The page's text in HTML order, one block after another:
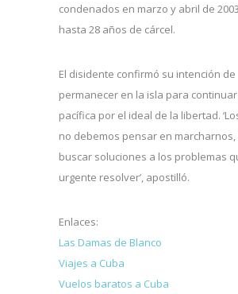
condenados en marzo y abril de
hasta 28 años de cárcel.
El disidente confirmó su intención de
permanecer en la isla para
pacífica por el ideal de la libertad.
no debemos pensar en marcharnos,
buscar soluciones a los problemas
urgente resolver’, apostilló.
Enlaces:
Las Damas de Blanco
Viajes a Cuba
Vuelos baratos a Cuba